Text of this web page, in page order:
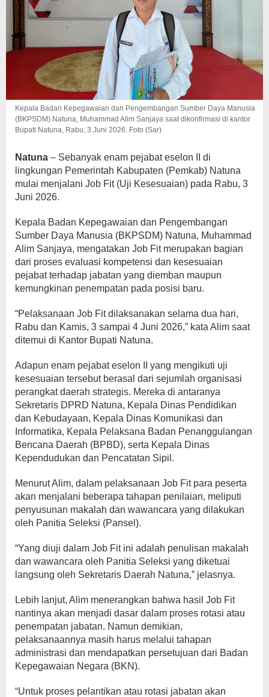
Kepala Badan Kepegawaian dan Pengembangan Sumber Daya Manusia
(BKPSDM) Natuna, Muhammad Alim Sanjaya saat dikonfirmasi di kantor
Bupati Natuna, Rabu, 3 Juni 2026. Foto (Sar)
Natuna – Sebanyak enam pejabat eselon II di
lingkungan Pemerintah Kabupaten (Pemkab) Natuna
mulai menjalani Job Fit (Uji Kesesuaian) pada Rabu, 3
Juni 2026.
Kepala Badan Kepegawaian dan Pengembangan
Sumber Daya Manusia (BKPSDM) Natuna, Muhammad
Alim Sanjaya, mengatakan Job Fit merupakan bagian
dari proses evaluasi kompetensi dan kesesuaian
pejabat terhadap jabatan yang diemban maupun
kemungkinan penempatan pada posisi baru.
“Pelaksanaan Job Fit dilaksanakan selama dua hari,
Rabu dan Kamis, 3 sampai 4 Juni 2026,” kata Alim saat
ditemui di Kantor Bupati Natuna.
Adapun enam pejabat eselon II yang mengikuti uji
kesesuaian tersebut berasal dari sejumlah organisasi
perangkat daerah strategis. Mereka di antaranya
Sekretaris DPRD Natuna, Kepala Dinas Pendidikan
dan Kebudayaan, Kepala Dinas Komunikasi dan
Informatika, Kepala Pelaksana Badan Penanggulangan
Bencana Daerah (BPBD), serta Kepala Dinas
Kependudukan dan Pencatatan Sipil.
Menurut Alim, dalam pelaksanaan Job Fit para peserta
akan menjalani beberapa tahapan penilaian, meliputi
penyusunan makalah dan wawancara yang dilakukan
oleh Panitia Seleksi (Pansel).
“Yang diuji dalam Job Fit ini adalah penulisan makalah
dan wawancara oleh Panitia Seleksi yang diketuai
langsung oleh Sekretaris Daerah Natuna,” jelasnya.
Lebih lanjut, Alim menerangkan bahwa hasil Job Fit
nantinya akan menjadi dasar dalam proses rotasi atau
penempatan jabatan. Namun demikian,
pelaksanaannya masih harus melalui tahapan
administrasi dan mendapatkan persetujuan dari Badan
Kepegawaian Negara (BKN).
“Untuk proses pelantikan atau rotasi jabatan akan